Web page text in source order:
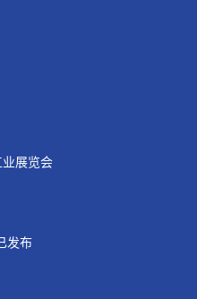
展览会
发布